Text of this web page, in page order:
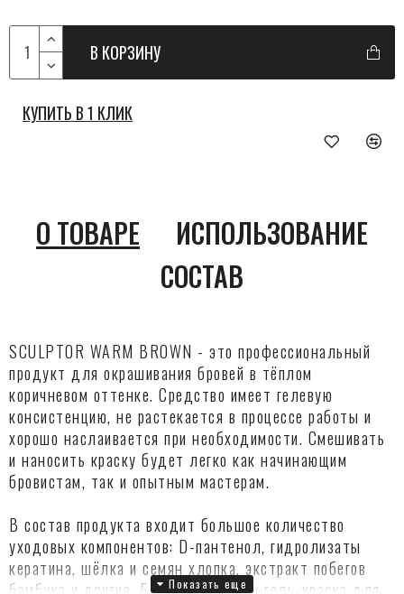
В КОРЗИНУ
КУПИТЬ В 1 КЛИК
О ТОВАРЕ
ИСПОЛЬЗОВАНИЕ
СОСТАВ
SCULPTOR WARM BROWN - это профессиональный
продукт для окрашивания бровей в тёплом
коричневом оттенке. Средство имеет гелевую
консистенцию, не растекается в процессе работы и
хорошо наслаивается при необходимости. Смешивать
и наносить краску будет легко как начинающим
бровистам, так и опытным мастерам.
В состав продукта входит большое количество
уходовых компонентов: D-пантенол, гидролизаты
кератина, шёлка и семян хлопка, экстракт побегов